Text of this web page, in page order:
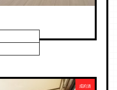
成約済